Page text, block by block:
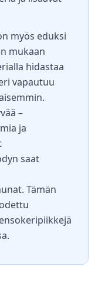
myös eduksi
mukaan
hidastaa
vapautuu
–
ja
saat
Tämän